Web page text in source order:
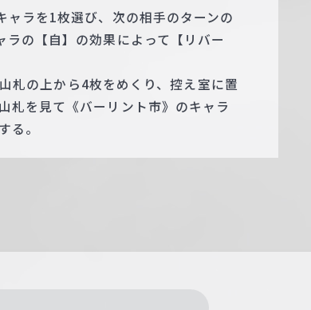
ャラを1枚選び、次の相手のターンの
の【自】の効果によって【リバー
札の上から4枚をめくり、控え室に置
札を見て《バーリント市》のキャラ
る。